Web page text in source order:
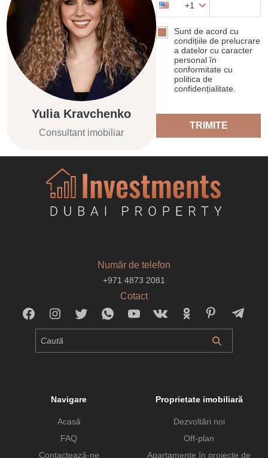
Yulia Kravchenko
Consultant imobiliar
+1
Sunt de acord cu
condițiile de prelucrare
a datelor cu caracter
personal în
conformitate cu
politica de
confidențialitate.
TRIMITE
Număr de telefon
+971 4873 2081
Cotact
Navigare
Acasă
FAQ
Contactează-ne
Proprietate imobiliară
Dezvoltări noi
Off-plan
Apartamente în proiecte de